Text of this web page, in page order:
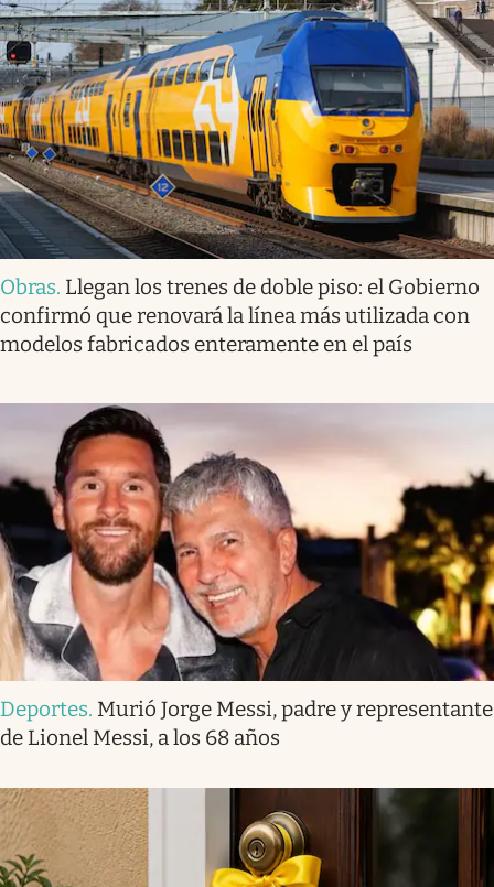
Obras. Llegan los trenes de doble piso: el Gobierno
confirmó que renovará la línea más utilizada con
modelos fabricados enteramente en el país
Deportes. Murió Jorge Messi, padre y representante
de Lionel Messi, a los 68 años